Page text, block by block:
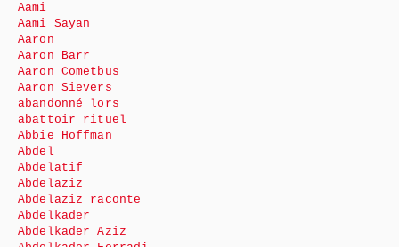
Aami
Aami Sayan
Aaron
Aaron Barr
Aaron Cometbus
Aaron Sievers
abandonné lors
abattoir rituel
Abbie Hoffman
Abdel
Abdelatif
Abdelaziz
Abdelaziz raconte
Abdelkader
Abdelkader Aziz